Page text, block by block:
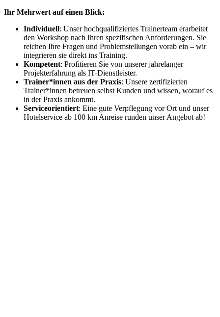
Ihr Mehrwert auf einen Blick:
Individuell: Unser hochqualifiziertes Trainerteam erarbeitet
den Workshop nach Ihren spezifischen Anforderungen. Sie
reichen Ihre Fragen und Problemstellungen vorab ein – wir
integrieren sie direkt ins Training.
Kompetent: Profitieren Sie von unserer jahrelanger
Projekterfahrung als IT-Dienstleister.
Trainer*innen aus der Praxis: Unsere zertifizierten
Trainer*innen betreuen selbst Kunden und wissen, worauf es
in der Praxis ankommt.
Serviceorientiert: Eine gute Verpflegung vor Ort und unser
Hotelservice ab 100 km Anreise runden unser Angebot ab!